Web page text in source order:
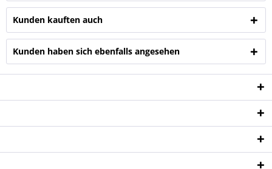
Kunden kauften auch
Kunden haben sich ebenfalls angesehen